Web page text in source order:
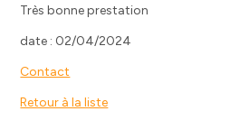
Très bonne prestation
date : 02/04/2024
Contact
Retour à la liste